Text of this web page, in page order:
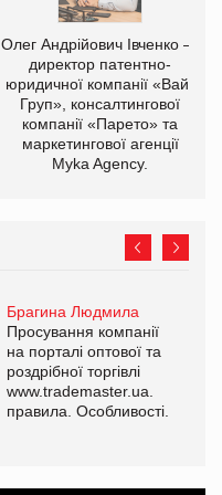
Олег Андрійович Івченко —
директор патентно-
юридичної компанії «Вайз
Груп», консалтингової
компанії «Парето» та
маркетингової агенції
Myka Agency.
Брагина Людмила
Просування компанії
на порталі оптової та
роздрібної торгівлі
www.trademaster.ua.
правила. Особливості.